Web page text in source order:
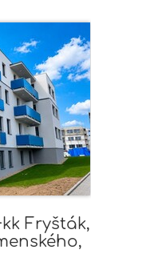
Fryšták,